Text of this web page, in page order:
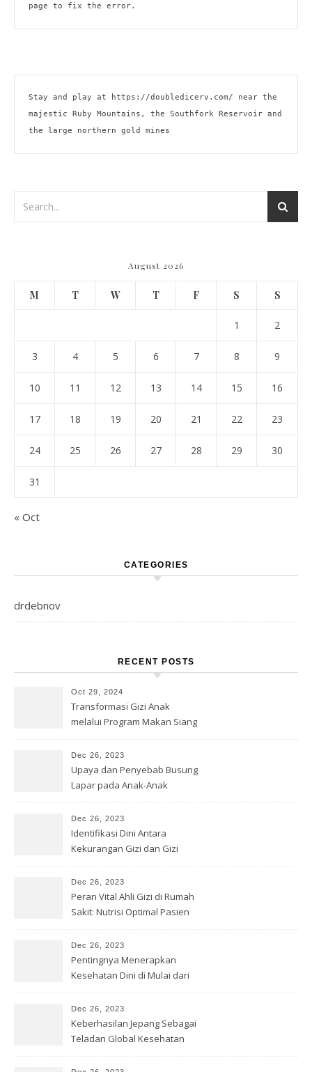
page to fix the error.
Stay and play at https://doubledicerv.com/ near the
majestic Ruby Mountains, the Southfork Reservoir and
the large northern gold mines
August 2026
M T W T F S S
1 2
3 4 5 6 7 8 9
10 11 12 13 14 15 16
17 18 19 20 21 22 23
24 25 26 27 28 29 30
31
« Oct
CATEGORIES
drdebnov
RECENT POSTS
Oct 29, 2024
Transformasi Gizi Anak
melalui Program Makan Siang
Dec 26, 2023
Upaya dan Penyebab Busung
Lapar pada Anak-Anak
Dec 26, 2023
Identifikasi Dini Antara
Kekurangan Gizi dan Gizi
Dec 26, 2023
Peran Vital Ahli Gizi di Rumah
Sakit: Nutrisi Optimal Pasien
Dec 26, 2023
Pentingnya Menerapkan
Kesehatan Dini di Mulai dari
Dec 26, 2023
Keberhasilan Jepang Sebagai
Teladan Global Kesehatan